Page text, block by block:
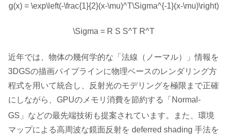
g(x) = \exp\left(-\frac{1}{2}(x-\mu)^T\Sigma^{-1}(x-\mu)\right)
\Sigma = R S S^T R^T
近年では、物体の幾何学的な「法線（ノーマル）」情報を
3DGSの描画パイプラインに物理ベースのレンダリング方
程式を用いて統合し、反射光のモデリングを極限まで正確
にしながら、GPUのメモリ消費を節約する「Normal-
GS」などの最先端技術も提案されています。また、環境
マップによる高周波な鏡面反射を deferred shading 手法を